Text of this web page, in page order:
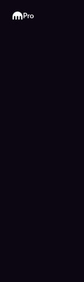
Kraken
Pro